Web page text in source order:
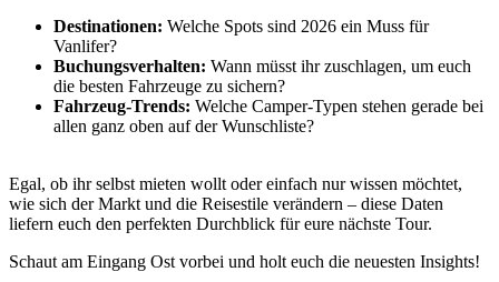
Destinationen: Welche Spots sind 2026 ein Muss für
Vanlifer?
Buchungsverhalten: Wann müsst ihr zuschlagen, um euch
die besten Fahrzeuge zu sichern?
Fahrzeug-Trends: Welche Camper-Typen stehen gerade bei
allen ganz oben auf der Wunschliste?
Egal, ob ihr selbst mieten wollt oder einfach nur wissen möchtet,
wie sich der Markt und die Reisestile verändern – diese Daten
liefern euch den perfekten Durchblick für eure nächste Tour.
Schaut am Eingang Ost vorbei und holt euch die neuesten Insights!